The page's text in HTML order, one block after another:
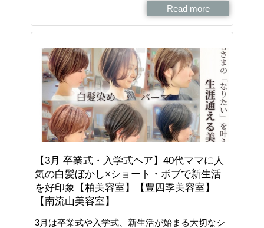
Read more
【3月 卒業式・入学式ヘア】40代ママに人
気の白髪ぼかし×ショート・ボブで新生活
を好印象【柏美容室】【豊四季美容室】
【南流山美容室】
3月は卒業式や入学式、新生活が始まる大切なシ